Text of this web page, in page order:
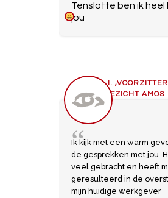
Tenslotte ben ik heel
jou
A.I.
TOEZICHT AMOS
Ik kijk met een warm
de gesprekken met jou.
veel gebracht en heeft
geresulteerd in de
mijn huidige werkgever